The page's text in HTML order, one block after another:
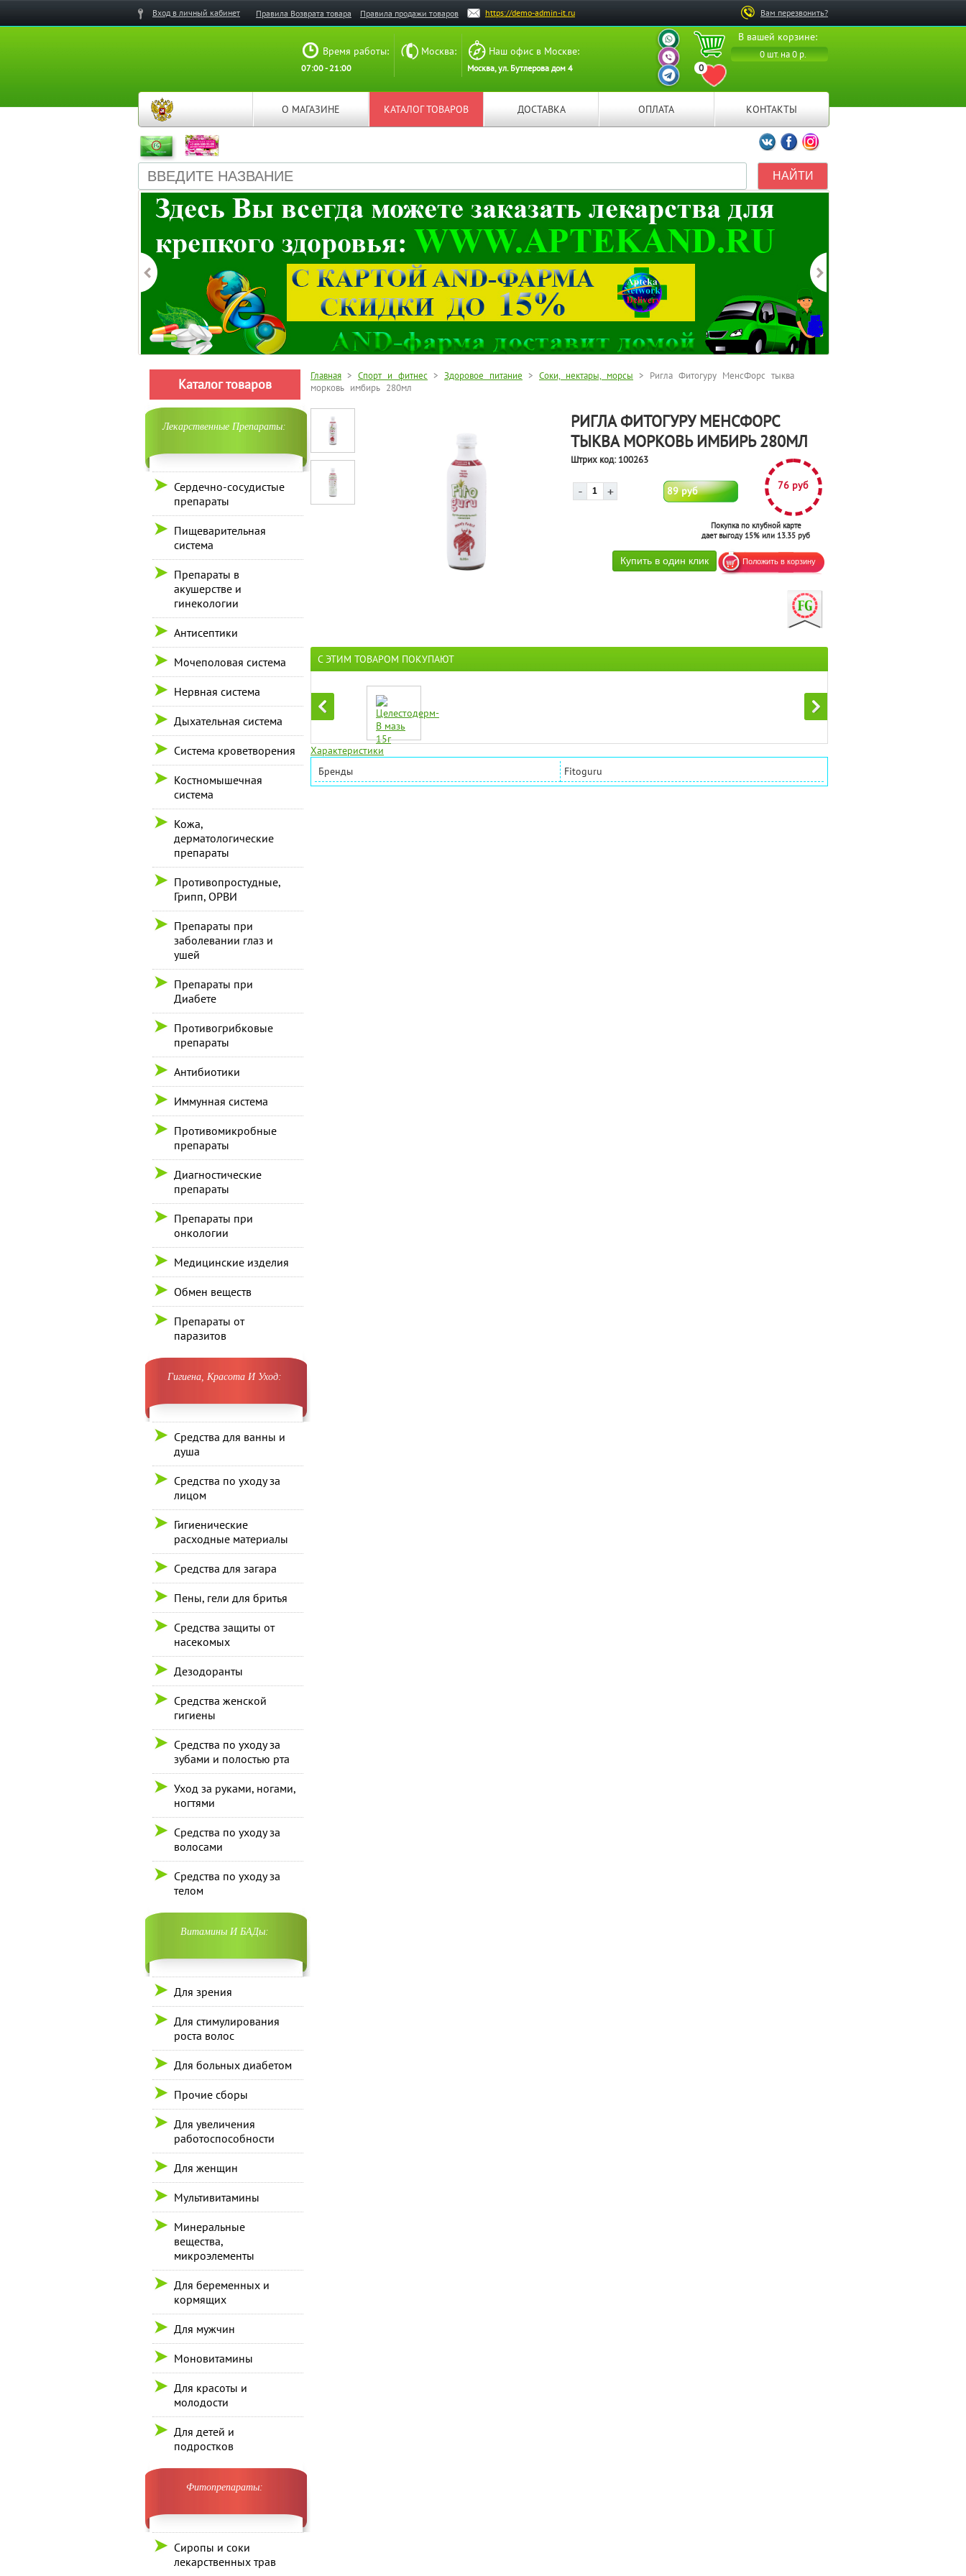
Вам перезвонить?
Вход в личный кабинет Правила Возврата товара Правила продажи товаров https://demo-admin-it.ru
В вашей корзине:
0 шт. на 0 р.
0
ПЕРЕЙТИ В ИЗБРАННОЕ
ВАШ ПЕРСОНАЛЬНЫЙ
МЕНЕДЖЕР
ВАШ ПЕРСОНАЛЬНЫЙ
МЕНЕДЖЕР
ВАШ ПЕРСОНАЛЬНЫЙ
МЕНЕДЖЕР
Время работы:
07:00 - 21:00
Москва: Наш офис в Москве:
Москва, ул. Бутлерова дом 4
О МАГАЗИНЕ КАТАЛОГ ТОВАРОВ ДОСТАВКА ОПЛАТА КОНТАКТЫ
Мы ВКонтакте
Мы на Facebook
Мы в Instagramm
Каталог товаров
Лекарственные Препараты:
Сердечно-сосудистые
препараты
Пищеварительная
система
Препараты в
акушерстве и
гинекологии
Антисептики
Мочеполовая система
Нервная система
Дыхательная система
Система кроветворения
Костномышечная
система
Кожа,
дерматологические
препараты
Противопростудные,
Грипп, ОРВИ
Препараты при
заболевании глаз и
ушей
Препараты при
Диабете
Противогрибковые
препараты
Антибиотики
Иммунная система
Противомикробные
препараты
Диагностические
препараты
Препараты при
онкологии
Медицинские изделия
Обмен веществ
Препараты от
паразитов
Гигиена, Красота И Уход:
Средства для ванны и
душа
Средства по уходу за
лицом
Гигиенические
расходные материалы
Средства для загара
Пены, гели для бритья
Средства защиты от
насекомых
Дезодоранты
Средства женской
гигиены
Средства по уходу за
зубами и полостью рта
Уход за руками, ногами,
ногтями
Средства по уходу за
волосами
Средства по уходу за
телом
Витамины И БАДы:
Для зрения
Для стимулирования
роста волос
Для больных диабетом
Прочие сборы
Для увеличения
работоспособности
Для женщин
Мультивитамины
Минеральные
вещества,
микроэлементы
Для беременных и
кормящих
Для мужчин
Моновитамины
Для красоты и
молодости
Для детей и
подростков
Фитопрепараты:
Сиропы и соки
лекарственных трав
Главная > Спорт и фитнес > Здоровое питание > Соки, нектары, морсы > Ригла Фитогуру МенсФорс тыква
морковь имбирь 280мл
РИГЛА ФИТОГУРУ МЕНСФОРС
ТЫКВА МОРКОВЬ ИМБИРЬ 280МЛ
Штрих код:100263
89 руб 76 руб
Покупка по клубной карте
дает выгоду 15% или 13.35 руб
С ЭТИМ ТОВАРОМ ПОКУПАЮТ
Характеристики
Бренды
Fitoguru